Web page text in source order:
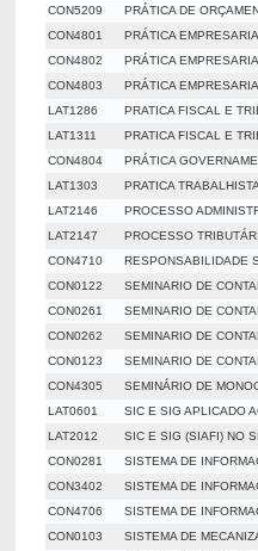
CON5209
PRÁTICA DE
CON4801
PRÁTICA
CON4802
PRÁTICA
CON4803
PRÁTICA
LAT1286
PRATICA FISCAL E
LAT1311
PRATICA FISCAL E
CON4804
PRÁTICA
LAT1303
PRATICA
LAT2146
PROCESSO
LAT2147
PROCESSO
CON4710
RESPONSABILIDADE
CON0122
SEMINARIO DE
CON0261
SEMINARIO DE
CON0262
SEMINARIO DE
CON0123
SEMINARIO DE
CON4305
SEMINÁRIO DE
LAT0601
SIC E SIG APLICADO
LAT2012
SIC E SIG (SIAFI) NO
CON0281
SISTEMA DE
CON3402
SISTEMA DE
CON4706
SISTEMA DE
CON0103
SISTEMA DE